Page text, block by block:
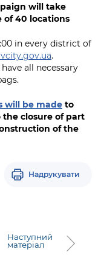
will take
of 40 locations
in every district of
.
all necessary
will be made to
closure of part
of the
Надрукувати
Наступний
матеріал